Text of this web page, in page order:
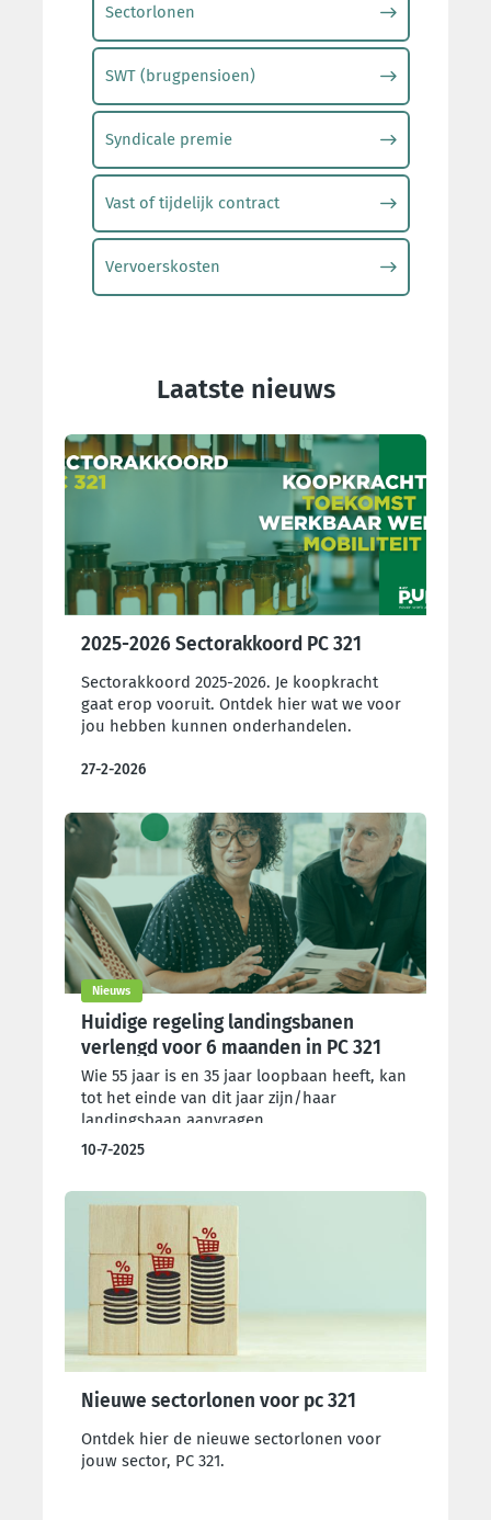
Sectorlonen
SWT (brugpensioen)
Syndicale premie
Vast of tijdelijk contract
Vervoerskosten
Laatste nieuws
2025-2026 Sectorakkoord PC 321
Sectorakkoord 2025-2026. Je koopkracht
gaat erop vooruit. Ontdek hier wat we voor
jou hebben kunnen onderhandelen.
27-2-2026
Nieuws
Huidige regeling landingsbanen
verlengd voor 6 maanden in PC 321
Wie 55 jaar is en 35 jaar loopbaan heeft, kan
tot het einde van dit jaar zijn/haar
landingsbaan aanvragen.
10-7-2025
Nieuwe sectorlonen voor pc 321
Ontdek hier de nieuwe sectorlonen voor
jouw sector, PC 321.